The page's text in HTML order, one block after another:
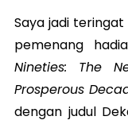
Saya jadi teringat
pemenang
Nineties: The
Prosperous
dengan judul